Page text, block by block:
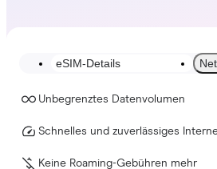
eSIM-Details
Unbegrenztes Datenvolumen
Schnelles und zuverlässiges
Keine Roaming-Gebühren mehr